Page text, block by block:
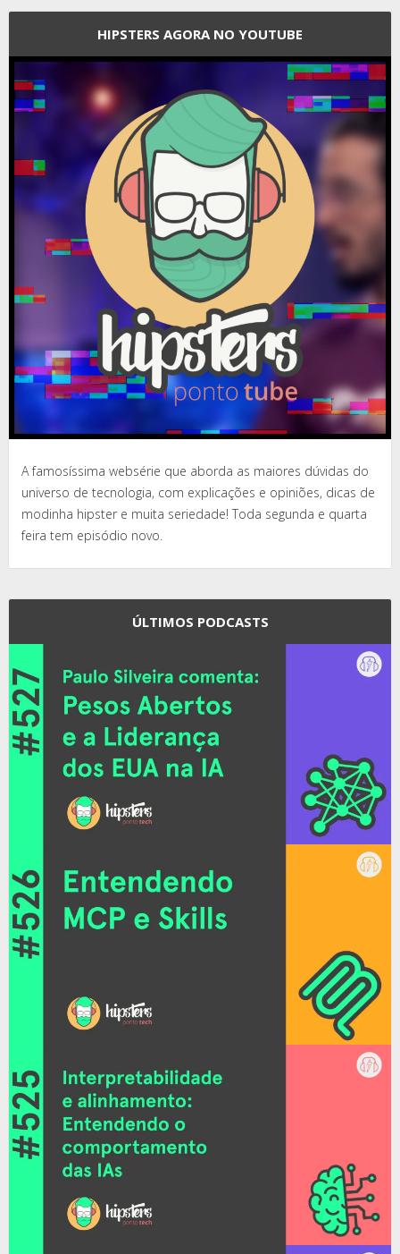
HIPSTERS AGORA NO YOUTUBE
A famosíssima websérie que aborda as maiores dúvidas do
universo de tecnologia, com explicações e opiniões, dicas de
modinha hipster e muita seriedade! Toda segunda e quarta
feira tem episódio novo.
ÚLTIMOS PODCASTS